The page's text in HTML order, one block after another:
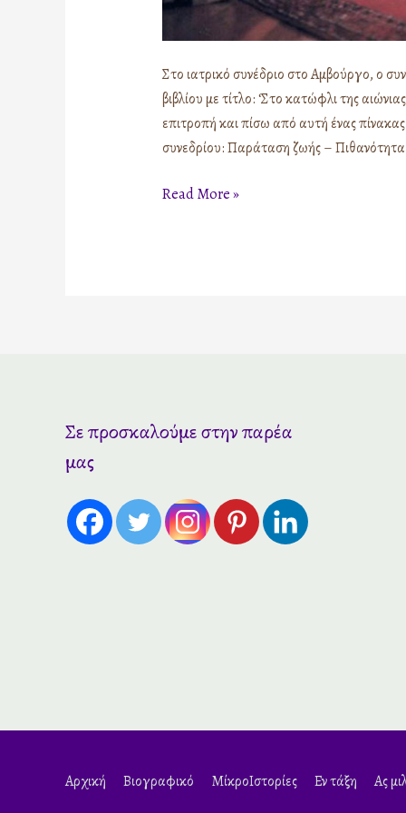
Στο ιατρικό συνέδριο στο Αμβούργο, ο
βιβλίου με τίτλο: ‘Στο κατώφλι της
επιτροπή και πίσω από αυτή ένας
συνεδρίου: Παράταση ζωής –
Read More »
Σε προσκαλούμε στην παρέα
μας
Αρχική Βιογραφικό ΜίκροΙστορίες Εν τάξη Ας